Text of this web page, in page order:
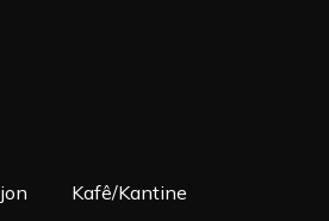
Kafê/Kantine